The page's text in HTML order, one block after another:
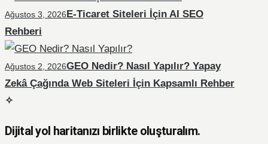
Ağustos 3, 2026 E-Ticaret Siteleri İçin AI SEO
Rehberi
Ağustos 2, 2026GEO Nedir? Nasıl Yapılır? Yapay
Zekâ Çağında Web Siteleri İçin Kapsamlı Rehber
Dijital yol haritanızı birlikte oluşturalım.